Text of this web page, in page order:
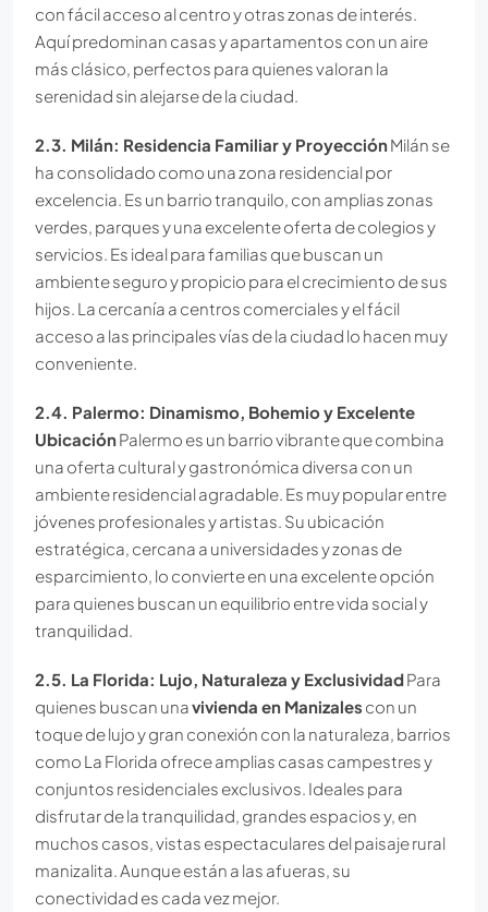
con fácil acceso al centro y otras zonas de interés.
Aquí predominan casas y apartamentos con un aire
más clásico, perfectos para quienes valoran la
serenidad sin alejarse de la ciudad.
2.3. Milán: Residencia Familiar y ProyecciónMilán se
ha consolidado como una zona residencial por
excelencia. Es un barrio tranquilo, con amplias zonas
verdes, parques y una excelente oferta de colegios y
servicios. Es ideal para familias que buscan un
ambiente seguro y propicio para el crecimiento de sus
hijos. La cercanía a centros comerciales y el fácil
acceso a las principales vías de la ciudad lo hacen muy
conveniente.
2.4. Palermo: Dinamismo, Bohemio y Excelente
UbicaciónPalermo es un barrio vibrante que combina
una oferta cultural y gastronómica diversa con un
ambiente residencial agradable. Es muy popular entre
jóvenes profesionales y artistas. Su ubicación
estratégica, cercana a universidades y zonas de
esparcimiento, lo convierte en una excelente opción
para quienes buscan un equilibrio entre vida social y
tranquilidad.
2.5. La Florida: Lujo, Naturaleza y ExclusividadPara
quienes buscan unavivienda en Manizales con un
toque de lujo y gran conexión con la naturaleza, barrios
como La Florida ofrece amplias casas campestres y
conjuntos residenciales exclusivos. Ideales para
disfrutar de la tranquilidad, grandes espacios y, en
muchos casos, vistas espectaculares del paisaje rural
manizalita. Aunque están a las afueras, su
conectividad es cada vez mejor.